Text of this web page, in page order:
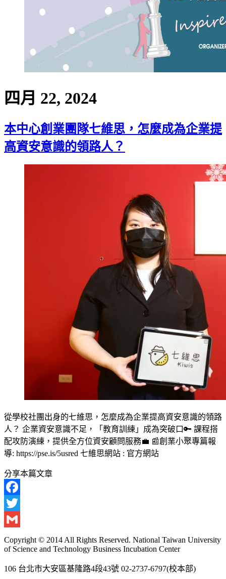
四月 22, 2024
本中心創業團隊七維思，怎麼成為企業提
高資安意識的領路人？
從學校社團出身的七維思，怎麼成為企業提高資安意識的領路
人？ 企業資安意識不足，「教育訓練」成為突破口🔑 課程搭
配攻防演練，提供全方位資安顧問服務💼 📰創業小聚專篇報
導: https://pse.is/5usred 七維思網站 : 官方網站
分享本篇文章
Facebook
Twitter
Gmail
Copyright © 2014 All Rights Reserved. National Taiwan University
of Science and Technology Business Incubation Center
106 台北市大安區基隆路4段43號 02-2737-6797(校本部)